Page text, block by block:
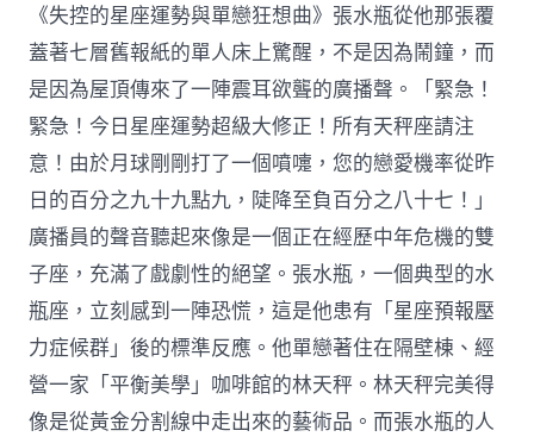
《失控的星座運勢與單戀狂想曲》張水瓶從他那張覆
蓋著七層舊報紙的單人床上驚醒，不是因為鬧鐘，而
是因為屋頂傳來了一陣震耳欲聾的廣播聲。「緊急！
緊急！今日星座運勢超級大修正！所有天秤座請注
意！由於月球剛剛打了一個噴嚏，您的戀愛機率從昨
日的百分之九十九點九，陡降至負百分之八十七！」
廣播員的聲音聽起來像是一個正在經歷中年危機的雙
子座，充滿了戲劇性的絕望。張水瓶，一個典型的水
瓶座，立刻感到一陣恐慌，這是他患有「星座預報壓
力症候群」後的標準反應。他單戀著住在隔壁棟、經
營一家「平衡美學」咖啡館的林天秤。林天秤完美得
像是從黃金分割線中走出來的藝術品。而張水瓶的人